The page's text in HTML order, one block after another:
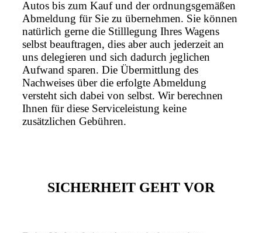
Autos bis zum Kauf und der ordnungsgemäßen
Abmeldung für Sie zu übernehmen. Sie können
natürlich gerne die Stilllegung Ihres Wagens
selbst beauftragen, dies aber auch jederzeit an
uns delegieren und sich dadurch jeglichen
Aufwand sparen. Die Übermittlung des
Nachweises über die erfolgte Abmeldung
versteht sich dabei von selbst. Wir berechnen
Ihnen für diese Serviceleistung keine
zusätzlichen Gebühren.
SICHERHEIT GEHT VOR